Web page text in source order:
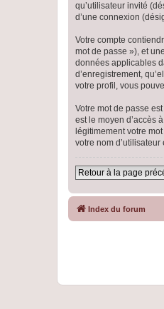
qu’utilisateur invité
d’une connexion
Votre compte
mot de passe »), et
données applicables
d’enregistrement,
votre profil, vous
Votre mot de passe
est le moyen d’accès
légitimement votre
votre nom
Retour à la page
Index du forum